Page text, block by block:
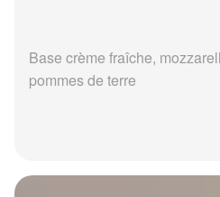
Base crème fraîche,
pommes de terre